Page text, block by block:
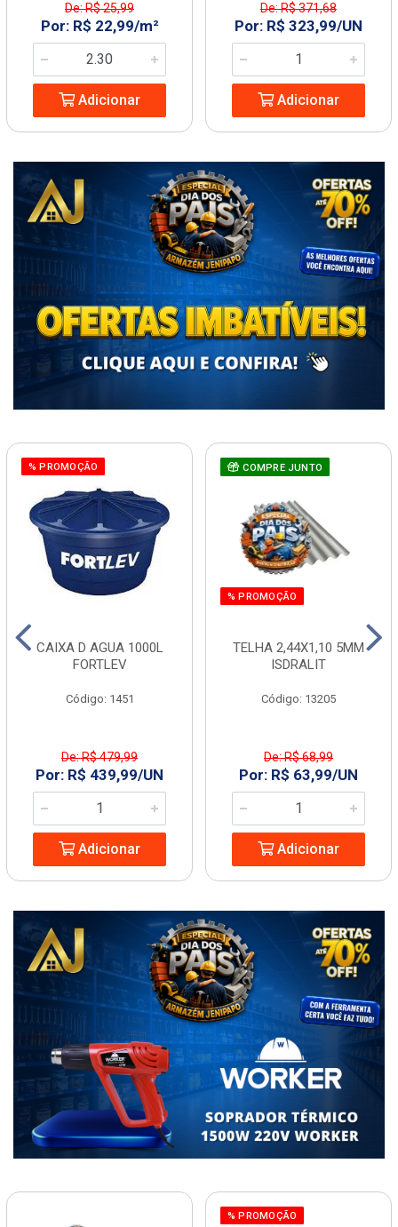
De: R$ 25,99
Por: R$ 22,99/m²
Adicionar
De: R$ 371,68
Por: R$ 323,99/UN
Adicionar
% PROMOÇÃO
CAIXA D AGUA 1000L
FORTLEV
Código: 1451
De: R$ 479,99
Por: R$ 439,99/UN
Adicionar
COMPRE JUNTO
% PROMOÇÃO
TELHA 2,44X1,10 5MM
ISDRALIT
Código: 13205
De: R$ 68,99
Por: R$ 63,99/UN
Adicionar
% PROMOÇÃO